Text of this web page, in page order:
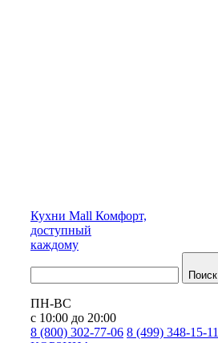
Кухни Mall Комфорт,
доступный
каждому
Поиск
ПН-ВС
с 10:00 до 20:00
8 (800) 302-77-06 8 (499) 348-15-11